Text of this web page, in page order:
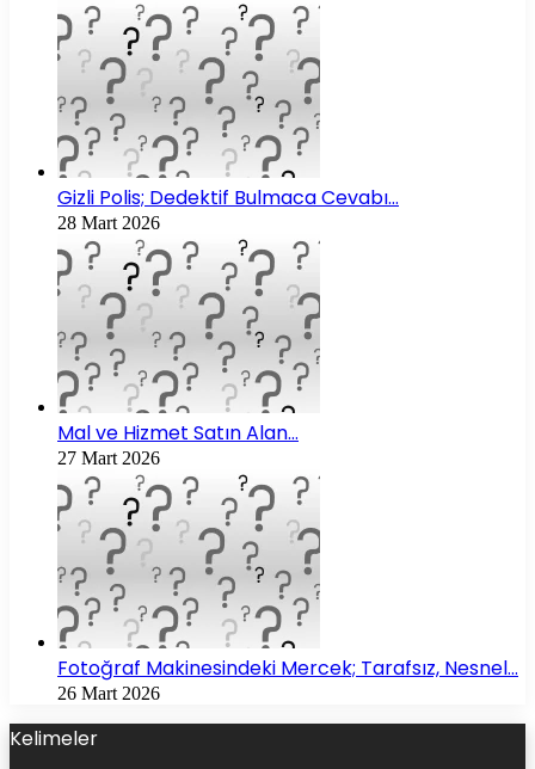
Gizli Polis; Dedektif Bulmaca Cevabı…
28 Mart 2026
Mal ve Hizmet Satın Alan…
27 Mart 2026
Fotoğraf Makinesindeki Mercek; Tarafsız, Nesnel…
26 Mart 2026
Kelimeler